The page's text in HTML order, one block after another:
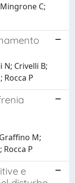
C;
Crivelli B;
P
M;
Rocca P
e